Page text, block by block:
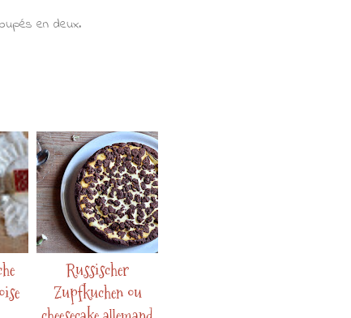
en deux.
Russischer
Zupfkuchen ou